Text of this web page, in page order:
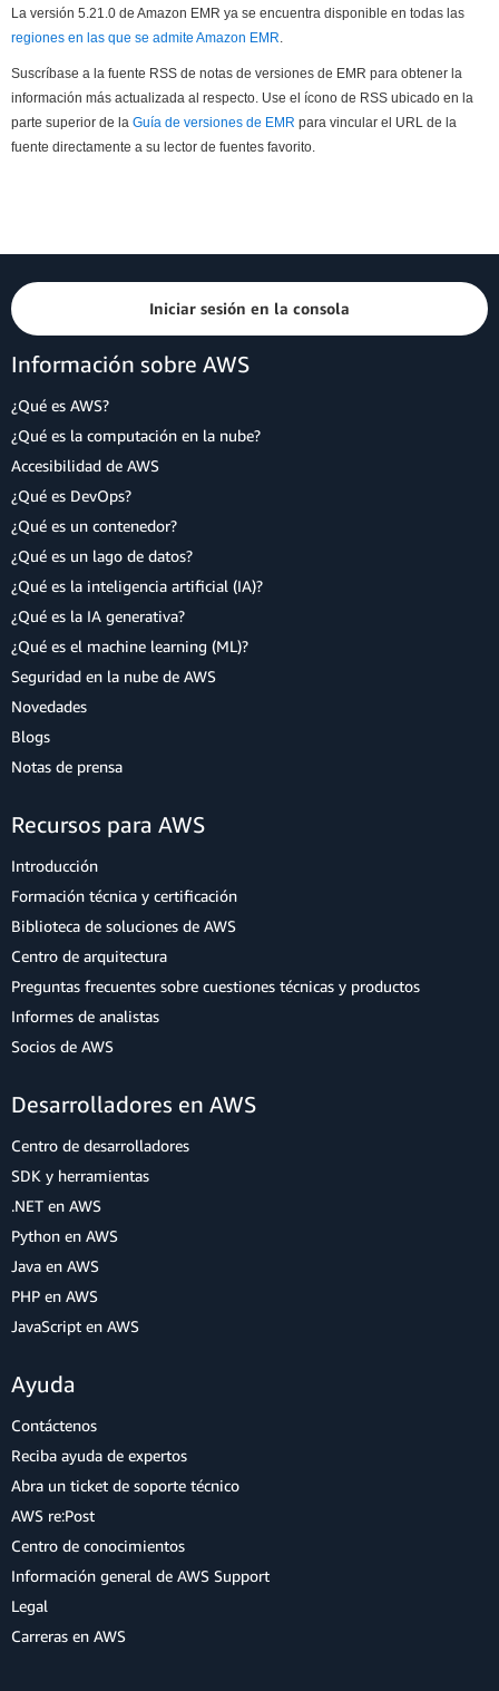
La versión 5.21.0 de Amazon EMR ya se encuentra disponible en todas las
regiones en las que se admite Amazon EMR.
Suscríbase a la fuente RSS de notas de versiones de EMR para obtener la
información más actualizada al respecto. Use el ícono de RSS ubicado en la
parte superior de la Guía de versiones de EMR para vincular el URL de la
fuente directamente a su lector de fuentes favorito.
Iniciar sesión en la consola
Información sobre AWS
¿Qué es AWS?
¿Qué es la computación en la nube?
Accesibilidad de AWS
¿Qué es DevOps?
¿Qué es un contenedor?
¿Qué es un lago de datos?
¿Qué es la inteligencia artificial (IA)?
¿Qué es la IA generativa?
¿Qué es el machine learning (ML)?
Seguridad en la nube de AWS
Novedades
Blogs
Notas de prensa
Recursos para AWS
Introducción
Formación técnica y certificación
Biblioteca de soluciones de AWS
Centro de arquitectura
Preguntas frecuentes sobre cuestiones técnicas y productos
Informes de analistas
Socios de AWS
Desarrolladores en AWS
Centro de desarrolladores
SDK y herramientas
.NET en AWS
Python en AWS
Java en AWS
PHP en AWS
JavaScript en AWS
Ayuda
Contáctenos
Reciba ayuda de expertos
Abra un ticket de soporte técnico
AWS re:Post
Centro de conocimientos
Información general de AWS Support
Legal
Carreras en AWS